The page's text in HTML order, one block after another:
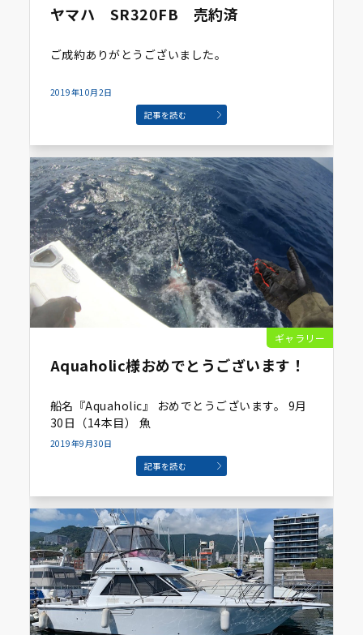
ヤマハ SR320FB 売約済
ご成約ありがとうございました。
2019年10月2日
記事を読む
ギャラリー
Aquaholic様おめでとうございます！
船名『Aquaholic』 おめでとうございます。 9月
30日（14本目） 魚
2019年9月30日
記事を読む